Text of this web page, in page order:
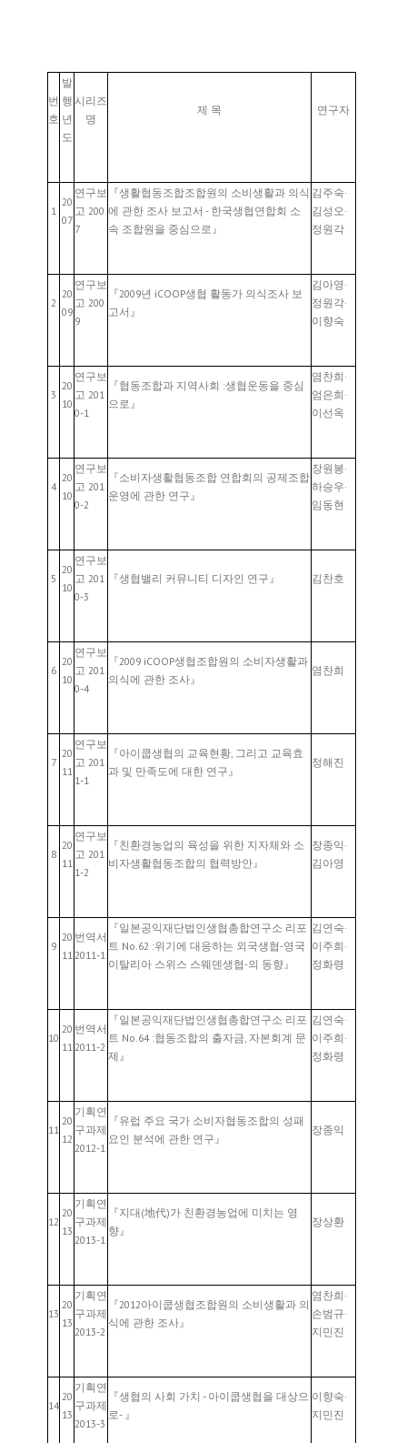
번
호
발
행
년
도
시리즈
명
제 목 연구자
1
20
07
연구보
고 200
7
『생활협동조합조합원의 소비생활과 의식
에 관한 조사 보고서 - 한국생협연합회 소
속 조합원을 중심으로』
김주숙·
김성오·
정원각
2
20
09
연구보
고 200
9
『2009년 iCOOP생협 활동가 의식조사 보
고서』
김아영·
정원각·
이향숙
3
20
10
연구보
고 201
0-1
『협동조합과 지역사회 :생협운동을 중심
으로』
염찬희·
엄은희·
이선옥
4
20
10
연구보
고 201
0-2
『소비자생활협동조합 연합회의 공제조합
운영에 관한 연구』
장원봉·
하승우·
임동현
5
20
10
연구보
고 201
0-3
『생협밸리 커뮤니티 디자인 연구』 김찬호
6
20
10
연구보
고 201
0-4
『2009 iCOOP생협조합원의 소비자생활과
의식에 관한 조사』
염찬희
7
20
11
연구보
고 201
1-1
『아이쿱생협의 교육현황, 그리고 교육효
과 및 만족도에 대한 연구』
정해진
8
20
11
연구보
고 201
1-2
『친환경농업의 육성을 위한 지자체와 소
비자생활협동조합의 협력방안』
장종익·
김아영
9
20
11
번역서
2011-1
『일본공익재단법인생협총합연구소 리포
트 No.62 :위기에 대응하는 외국생협-영국
이탈리아 스위스 스웨덴생협-의 동향』
김연숙·
이주희·
정화령
10
20
11
번역서
2011-2
『일본공익재단법인생협총합연구소 리포
트 No.64 :협동조합의 출자금, 자본회계 문
제』
김연숙·
이주희·
정화령
11
20
12
기획연
구과제
2012-1
『유럽 주요 국가 소비자협동조합의 성패
요인 분석에 관한 연구』
장종익
12
20
13
기획연
구과제
2013-1
『지대(地代)가 친환경농업에 미치는 영
향』
장상환
13
20
13
기획연
구과제
2013-2
『2012아이쿱생협조합원의 소비생활과 의
식에 관한 조사』
염찬희·
손범규·
지민진
14
20
13
기획연
구과제
2013-3
『생협의 사회 가치 - 아이쿱생협을 대상으
로- 』
이향숙·
지민진